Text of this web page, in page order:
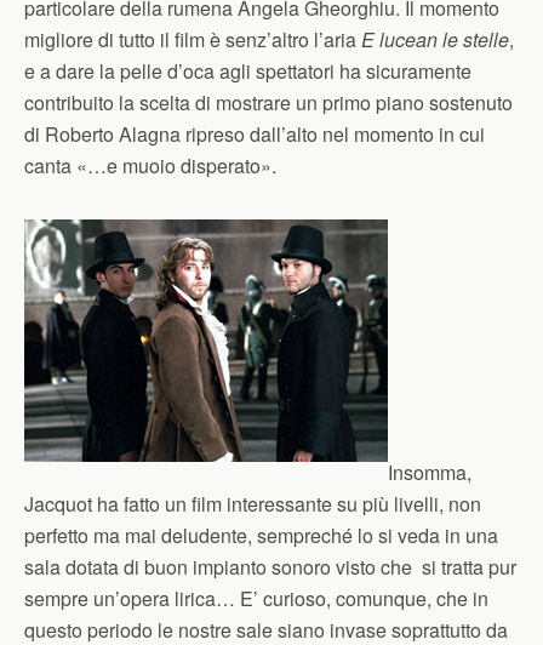
particolare della rumena Angela Gheorghiu. Il momento
migliore di tutto il film è senz’altro l’ariaE lucean le stelle,
e a dare la pelle d’oca agli spettatori ha sicuramente
contribuito la scelta di mostrare un primo piano sostenuto
di Roberto Alagna ripreso dall’alto nel momento in cui
canta «…e muoio disperato».
Insomma,
Jacquot ha fatto un film interessante su più livelli, non
perfetto ma mai deludente, sempreché lo si veda in una
sala dotata di buon impianto sonoro visto che si tratta pur
sempre un’opera lirica… E’ curioso, comunque, che in
questo periodo le nostre sale siano invase soprattutto da